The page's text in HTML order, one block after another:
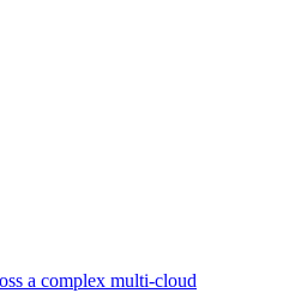
a complex multi-cloud